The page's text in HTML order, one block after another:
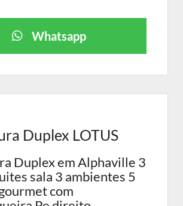
Whatsapp
Duplex LOTUS
Duplex em Alphaville 3
sala 3 ambientes 5
com